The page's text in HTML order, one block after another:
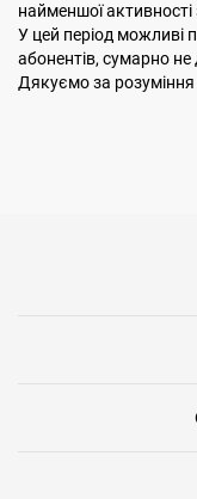
найменшої
У цей період можливі
абонентів, сумарно
Дякуємо за розуміння